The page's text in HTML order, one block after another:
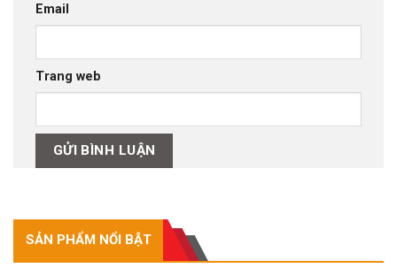
Email
Trang web
SẢN PHẨM NỔI BẬT